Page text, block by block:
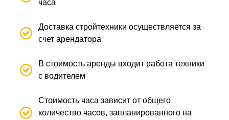
часа
Доставка стройтехники осуществляется за
счет арендатора
В стоимость аренды входит работа техники
с водителем
Стоимость часа зависит от общего
количество часов, запланированного на